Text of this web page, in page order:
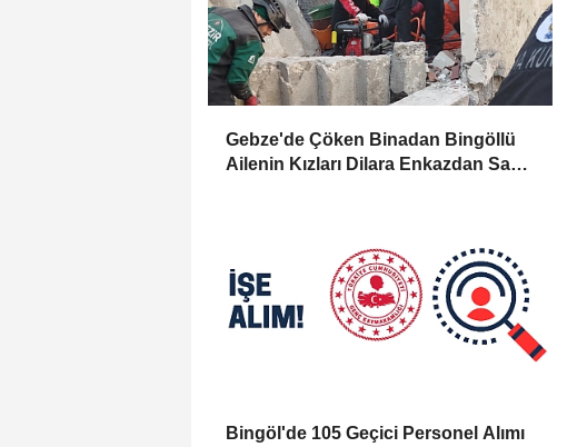
Gebze'de Çöken Binadan Bingöllü
Ailenin Kızları Dilara Enkazdan Sağ
Bingöl'de 105 Geçici Personel Alımı